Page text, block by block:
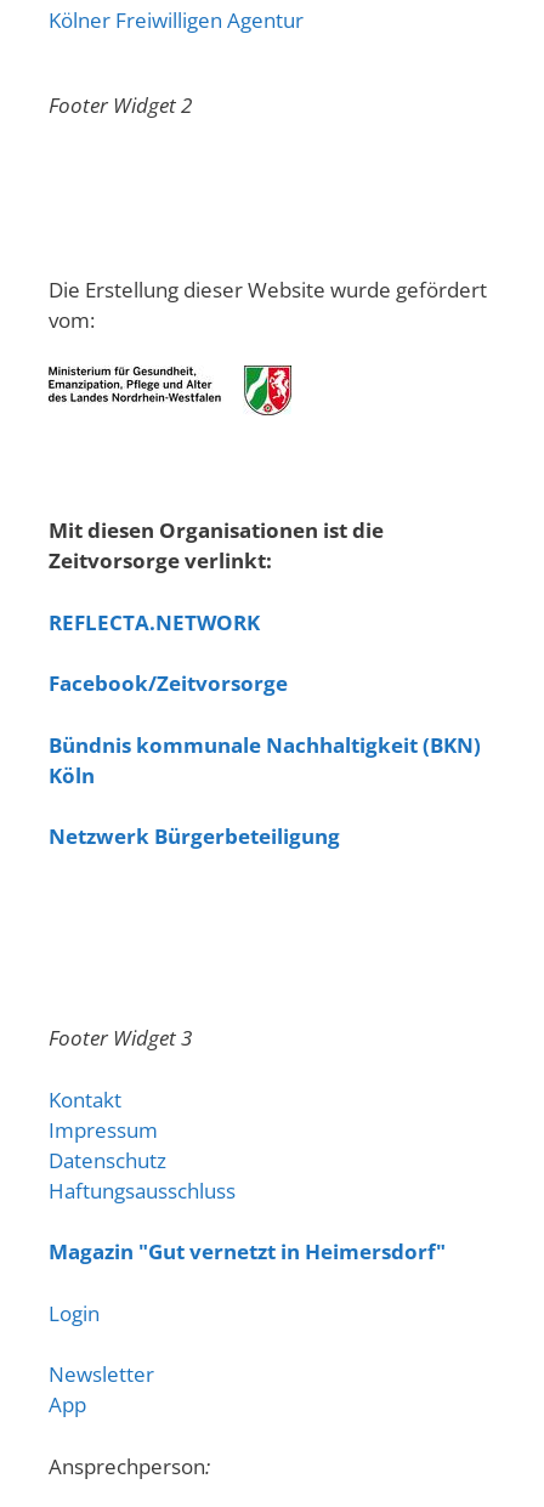
Kölner Freiwilligen Agentur
Footer Widget 2
Die Erstellung dieser Website wurde gefördert
vom:
Mit diesen Organisationen ist die
Zeitvorsorge verlinkt:
REFLECTA.NETWORK
Facebook/Zeitvorsorge
Bündnis kommunale Nachhaltigkeit (BKN)
Köln
Netzwerk Bürgerbeteiligung
Footer Widget 3
Kontakt
Impressum
Datenschutz
Haftungsausschluss
Magazin "Gut vernetzt in Heimersdorf"
Login
Newsletter
App
Ansprechperson: